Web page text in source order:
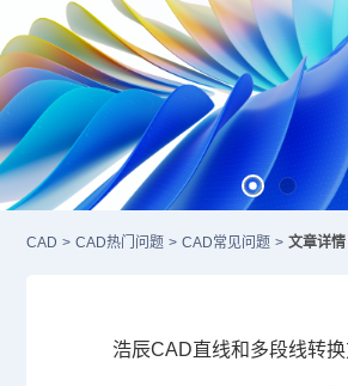
CAD > CAD热门问题 > CAD常见问题 > 文章详情
浩辰CAD直线和多段线转